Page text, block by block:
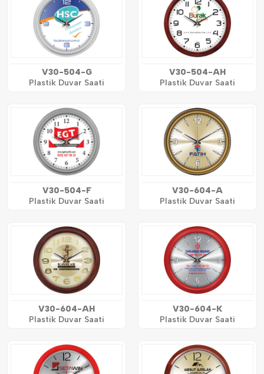
V30-504-G
Plastik Duvar Saati
V30-504-AH
Plastik Duvar Saati
V30-504-F
Plastik Duvar Saati
V30-604-A
Plastik Duvar Saati
V30-604-AH
Plastik Duvar Saati
V30-604-K
Plastik Duvar Saati